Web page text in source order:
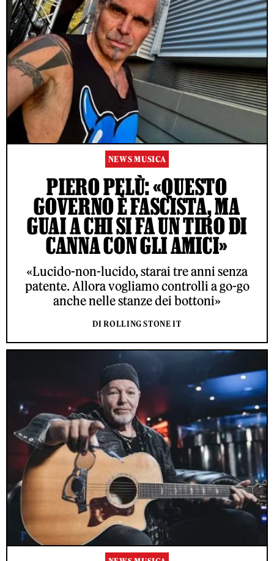
NEWS MUSICA
PIERO PELÙ: «QUESTO
GOVERNO È FASCISTA, MA
GUAI A CHI SI FA UN TIRO DI
CANNA CON GLI AMICI»
«Lucido-non-lucido, starai tre anni senza
patente. Allora vogliamo controlli a go-go
anche nelle stanze dei bottoni»
DI ROLLING STONE IT